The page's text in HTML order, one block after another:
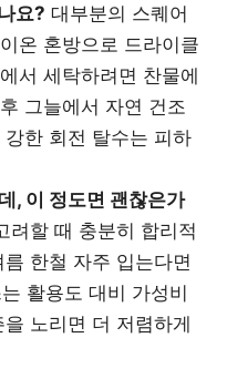
요? 대부분의 스퀘어
온 혼방으로 드라이클
서 세탁하려면 찬물에
그늘에서 자연 건조
한 회전 탈수는 피하
, 이 정도면 괜찮은가
려할 때 충분히 합리적
한철 자주 입는다면
활용도 대비 가성비
노리면 더 저렴하게